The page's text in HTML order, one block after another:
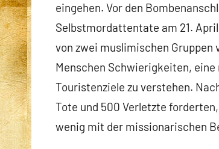
eingehen. Vor den
Selbstmordattentate am 21.
von zwei muslimischen Gruppen
Menschen Schwierigkeiten,
Touristenziele zu verstehen.
Tote und 500 Verletzte
wenig mit der missionarischen